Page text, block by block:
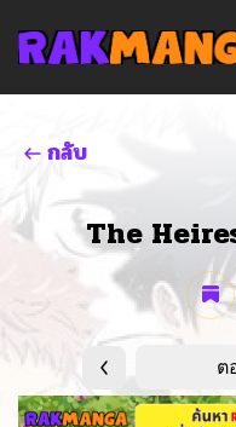
กลับ
The
ต